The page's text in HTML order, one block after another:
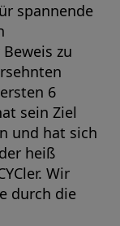
spannende
zu
6
sein Ziel
und hat sich
heiß
Wir
durch die